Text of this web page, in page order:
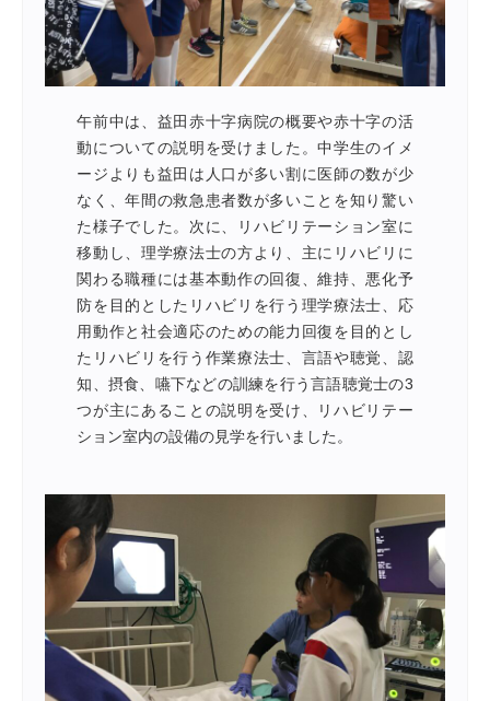
午前中は、益田赤十字病院の概要や赤十字の活
動についての説明を受けました。中学生のイメ
ージよりも益田は人口が多い割に医師の数が少
なく、年間の救急患者数が多いことを知り驚い
た様子でした。次に、リハビリテーション室に
移動し、理学療法士の方より、主にリハビリに
関わる職種には基本動作の回復、維持、悪化予
防を目的としたリハビリを行う理学療法士、応
用動作と社会適応のための能力回復を目的とし
たリハビリを行う作業療法士、言語や聴覚、認
知、摂食、嚥下などの訓練を行う言語聴覚士の3
つが主にあることの説明を受け、リハビリテー
ション室内の設備の見学を行いました。